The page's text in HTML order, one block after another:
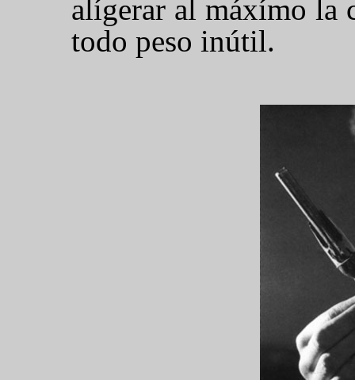
alígerar al máxímo la
todo peso inútil.